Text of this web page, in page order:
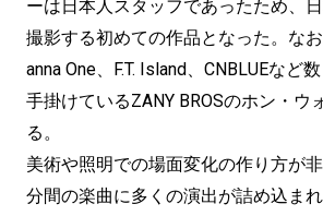
ーは日本人スタッフであったため、
撮影する初めての作品となった。な
anna One、F.T. Island、CNBLUEなど
手掛けているZANY BROSのホン・ウ
る。
美術や照明での場面変化の作り方が
分間の楽曲に多くの演出が詰め込ま